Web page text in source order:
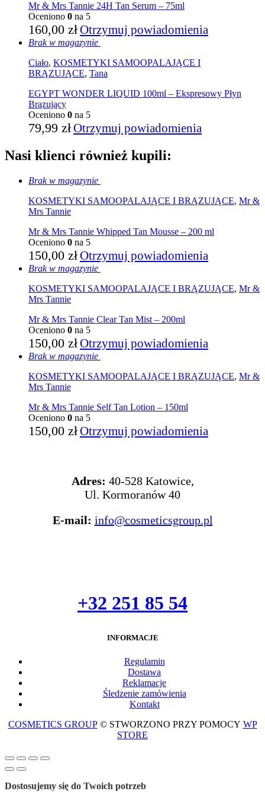
Mr & Mrs Tannie 24H Tan Serum – 75ml
Oceniono 0 na 5
160,00 złOtrzymuj powiadomienia
Brak w magazynie
Ciało, KOSMETYKI SAMOOPALAJĄCE I
BRĄZUJĄCE, Tana
EGYPT WONDER LIQUID 100ml – Ekspresowy Płyn
Brązujący
Oceniono 0 na 5
79,99 złOtrzymuj powiadomienia
Nasi klienci również kupili:
Brak w magazynie
KOSMETYKI SAMOOPALAJĄCE I BRĄZUJĄCE, Mr &
Mrs Tannie
Mr & Mrs Tannie Whipped Tan Mousse – 200 ml
Oceniono 0 na 5
150,00 złOtrzymuj powiadomienia
Brak w magazynie
KOSMETYKI SAMOOPALAJĄCE I BRĄZUJĄCE, Mr &
Mrs Tannie
Mr & Mrs Tannie Clear Tan Mist – 200ml
Oceniono 0 na 5
150,00 złOtrzymuj powiadomienia
Brak w magazynie
KOSMETYKI SAMOOPALAJĄCE I BRĄZUJĄCE, Mr &
Mrs Tannie
Mr & Mrs Tannie Self Tan Lotion – 150ml
Oceniono 0 na 5
150,00 złOtrzymuj powiadomienia
Adres: 40-528 Katowice,
Ul. Kormoranów 40
E-mail: info@cosmeticsgroup.pl
+32 251 85 54
INFORMACJE
Regulamin
Dostawa
Reklamacje
Śledzenie zamówienia
Kontakt
COSMETICS GROUP© STWORZONO PRZY POMOCY WP
STORE
Dostosujemy się do Twoich potrzeb